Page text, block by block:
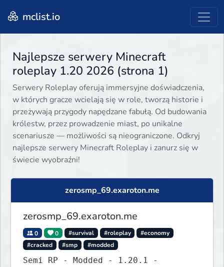
mclist.io
Najlepsze serwery Minecraft
roleplay 1.20 2026 (strona 1)
Serwery Roleplay oferują immersyjne doświadczenia,
w których gracze wcielają się w role, tworzą historie i
przeżywają przygody napędzane fabułą. Od budowania
królestw, przez prowadzenie miast, po unikalne
scenariusze — możliwości są nieograniczone. Odkryj
najlepsze serwery Minecraft Roleplay i zanurz się w
świecie wyobraźni!
zerosmp_69.exaroton.me
zerosmp_69.exaroton.me
0 0 #survival #roleplay
#economy
#cracked
#smp #modded
Semi RP - Modded - 1.20.1 -